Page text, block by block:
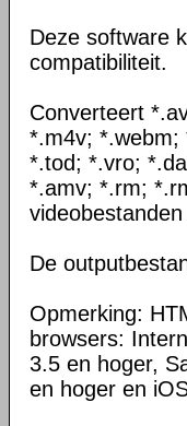
Deze software
compatibiliteit.
Converteert
*.m4v;
*.tod; *.vro;
*.amv; *.rm;
De
Opmerking:
browsers:
3.5 en hoger,
en hoger en